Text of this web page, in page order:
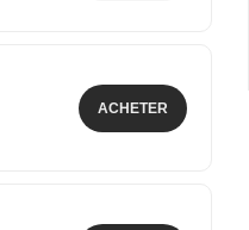
ACHETER